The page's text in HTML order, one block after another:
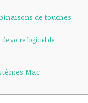
de touches
de votre logiciel de
Mac